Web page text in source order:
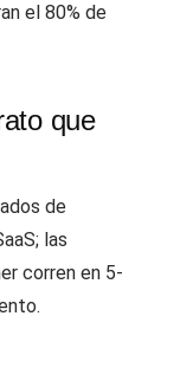
el 80% de
que
de
las
corren en 5-